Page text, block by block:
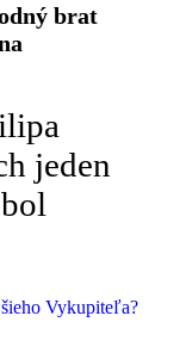
brat
jeden